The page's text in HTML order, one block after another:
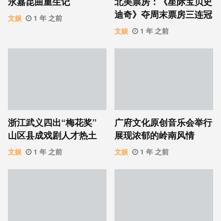
文娱 1 年 之前
迪奇》夺周末票房三连冠
文娱 1 年 之前
浙江武义四出“梅花奖”
山区县成戏剧人才热土
文娱 1 年 之前
广府文化原创音乐会举行
展现浓郁的岭南风情
文娱 1 年 之前